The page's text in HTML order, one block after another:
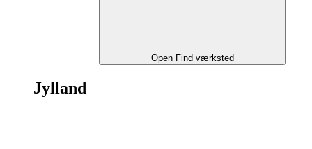
Open Find værksted
Jylland